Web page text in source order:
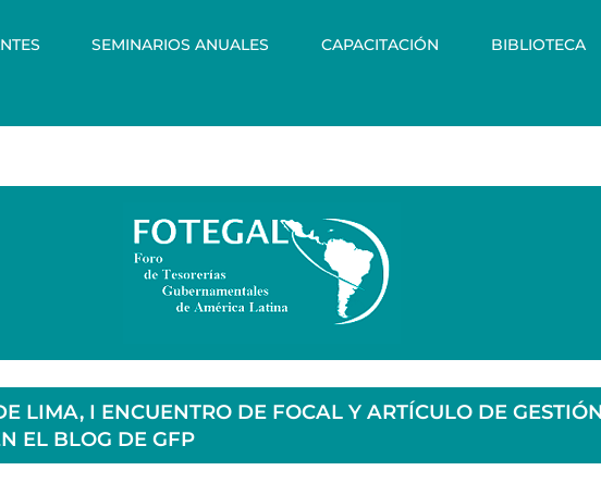
SEMINARIOS ANUALES CAPACITACIÓN BIBLIOTECA
LIMA, I ENCUENTRO DE FOCAL Y ARTÍCULO DE
EL BLOG DE GFP